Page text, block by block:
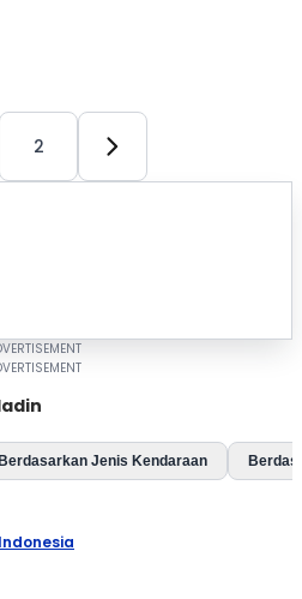
2
Berdasarkan Jenis Kendaraan